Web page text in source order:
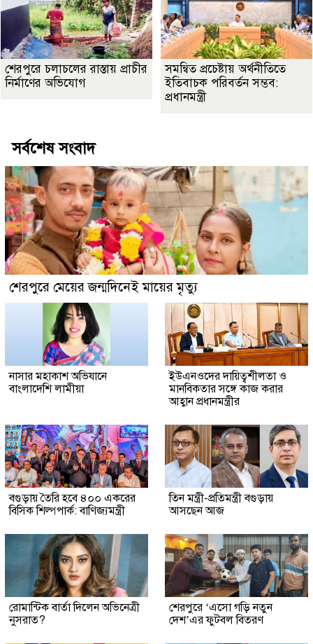
শেরপুরে চলাচলের রাস্তায় প্রাচীর
নির্মাণের অভিযোগ
সমন্বিত প্রচেষ্টায় অর্থনীতিতে
ইতিবাচক পরিবর্তন সম্ভব:
প্রধানমন্ত্রী
সর্বশেষ সংবাদ
শেরপুরে মেয়ের জন্মদিনেই মায়ের মৃত্যু
নাসার মহাকাশ অভিযানে
বাংলাদেশি লামীয়া
ইউএনওদের দায়িত্বশীলতা ও
মানবিকতার সঙ্গে কাজ করার
আহ্বান প্রধানমন্ত্রীর
বগুড়ায় তৈরি হবে ৪০০ একরের
বিসিক শিল্পপার্ক: বাণিজ্যমন্ত্রী
তিন মন্ত্রী-প্রতিমন্ত্রী বগুড়ায়
আসছেন আজ
রোমান্টিক বার্তা দিলেন অভিনেত্রী
নুসরাত?
শেরপুরে ‘এসো গড়ি নতুন
দেশ’এর ফুটবল বিতরণ